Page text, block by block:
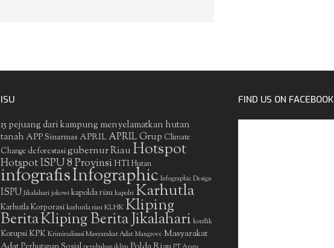
ISU
15 pejuang dari kampung menyelamatkan hutan
tanah APP Sinarmas APRIL APRIL Grup Climate
Change deforestasigubernur RiauHotspot
Hotspot ISPU 8 ProvinsiHTIHutan
infografisInfographic Infographic Design
ISPU Jikalahari jokowi kapolda riau kapolri Karhutla
Karhutla Korporasi karhutla riau KLHKKliping
BeritaKliping Berita Jikalahari konflik
Korupsi KPK Kriminalisasi Masyarakat Adat Mangrove Masyarakat
FIND US ON FACEBOOK